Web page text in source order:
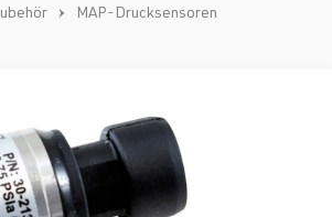
MAP-Drucksensoren